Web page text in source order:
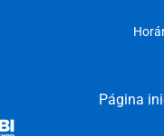
Página